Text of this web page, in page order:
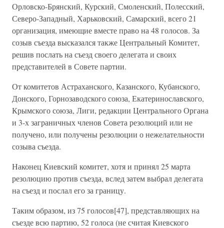
Орловско-Брянский, Курский, Смоленский, Полесский,
Северо-Западный, Харьковский, Самарский, всего 21
организация, имеющие вместе право на 48 голосов. За
созыв съезда высказался также Центральный Комитет,
решив послать на съезд своего делегата и своих
представителей в Совете партии.
От комитетов Астраханского, Казанского, Кубанского,
Донского, Горнозаводского союза, Екатеринославского,
Крымского союза, Лиги, редакции Центрального Органа
и 3-х заграничных членов Совета резолюций или не
получено, или получены резолюции о нежелательности
созыва съезда.
Наконец Киевский комитет, хотя и принял 25 марта
резолюцию против съезда, вслед затем выбрал делегата
на съезд и послал его за границу.
Таким образом, из 75 голосов[47], представляющих на
съезде всю партию, 52 голоса (не считая Киевского